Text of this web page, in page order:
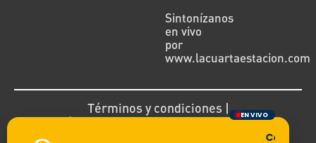
EN VIVO
Sintonízanos
en vivo
por
www.lacuartaestacion.com
Términos y condiciones |
Política de devoluciones y reembolsos